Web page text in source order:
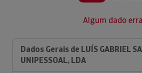
Algum dado
Dados Gerais de LUÍS GABRIEL
UNIPESSOAL, LDA